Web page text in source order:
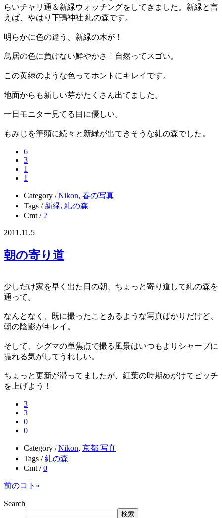
らいチャリ通＆新緑ウォッチングをしてきました。新緑と言
えば、やはり下鴨神社 糺の森です。
明らかに色の違う、新緑の木が！
鳥居の色に負けない鮮やかさ！自然ってスゴい。
この黄緑のような色ってホントにキレイです。
地面からも新しい芽がたくさん出てました。
一日モニター見てる目に優しい。
もみじを筆頭に続々と新緑が出てきそうな糺の森でした。
6
3
1
1
Category /Nikon, 春の写真
Tags / 新緑, 糺の森
Cmt / 2
2011.11.5
朝の寄り道
少しだけ家を早く出た日の朝、ちょっと寄り道して糺の森を
通って。
なんとなく、既に撮ったことあるような写真ばかりだけど、
朝の陰影がキレイ。
そして、シグマの単焦点で撮る風景はいつもよりシャープに
撮れる気がしてうれしい。
ちょっと更新が滞ってましたが、紅葉の時期めがけてピッチ
を上げよう！
3
3
0
0
Category /Nikon, 京都 写真
Tags /糺の森
Cmt /0
前のコト»
Search